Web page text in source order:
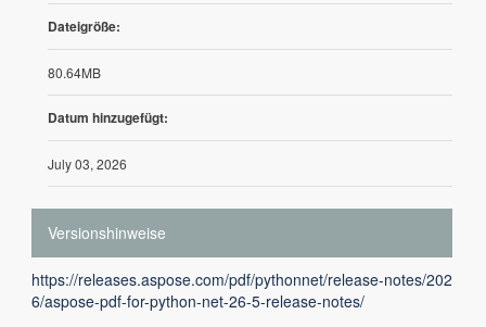
Dateigröße:
80.64MB
Datum hinzugefügt:
July 03, 2026
Versionshinweise
https://releases.aspose.com/pdf/pythonnet/release-notes/202
6/aspose-pdf-for-python-net-26-5-release-notes/